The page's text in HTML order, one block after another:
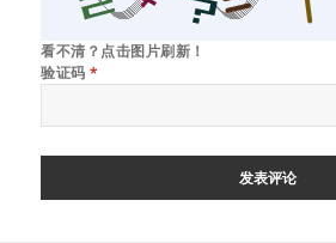
看不清？点击图片刷新！
验证码*